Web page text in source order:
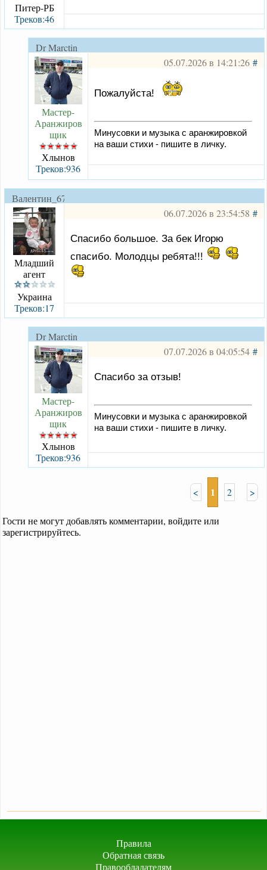
Питер-РБ
Треков:46
Dr Marctin
05.07.2026 в 14:21:26#
Мастер-
Аранжиров
щик
Хлынов
Треков:936
Пожалуйста!
Минусовки и музыка с аранжировкой
на ваши стихи - пишите в личку.
Валентин_67
06.07.2026 в 23:54:58#
Младший
агент
Украина
Треков:17
Спасибо большое. За бек Игорю
спасибо. Молодцы ребята!!!
Dr Marctin
07.07.2026 в 04:05:54#
Мастер-
Аранжиров
щик
Хлынов
Треков:936
Спасибо за отзыв!
Минусовки и музыка с аранжировкой
на ваши стихи - пишите в личку.
< 1 2 >
Гости не могут добавлять комментарии, войдите или
зарегистрируйтесь.
Правила
Обратная связь
Правообладателям